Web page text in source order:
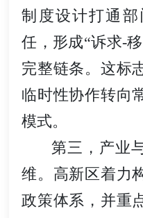
制度设计打通
任，形成“诉求-
完整链条。这标
临时性协作转向
模式。
第三，产业
维。高新区着力
政策体系，并重